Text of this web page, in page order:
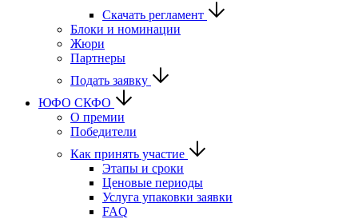
Скачать регламент
Блоки и номинации
Жюри
Партнеры
Подать заявку
ЮФО СКФО
О премии
Победители
Как принять участие
Этапы и сроки
Ценовые периоды
Услуга упаковки заявки
FAQ